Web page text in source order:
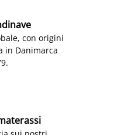
con origini
in Danimarca